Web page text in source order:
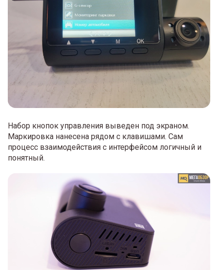
Набор кнопок управления выведен под экраном.
Маркировка нанесена рядом с клавишами. Сам
процесс взаимодействия с интерфейсом логичный и
понятный.